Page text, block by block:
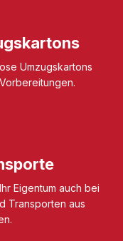
Umzugskartons
Eigentum auch bei
Transporten aus